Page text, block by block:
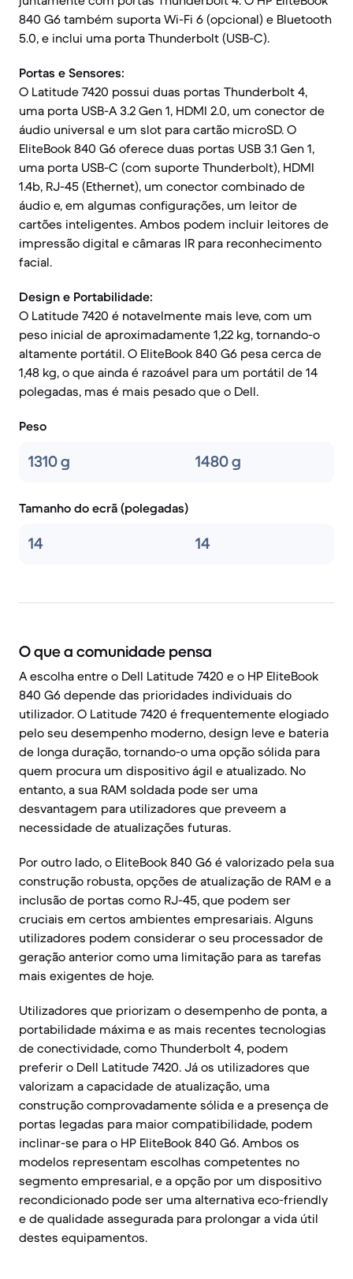
840 G6 também suporta Wi-Fi 6 (opcional) e Bluetooth
5.0, e inclui uma porta Thunderbolt (USB-C).
Portas e Sensores:
O Latitude 7420 possui duas portas Thunderbolt 4,
uma porta USB-A 3.2 Gen 1, HDMI 2.0, um conector de
áudio universal e um slot para cartão microSD. O
EliteBook 840 G6 oferece duas portas USB 3.1 Gen 1,
uma porta USB-C (com suporte Thunderbolt), HDMI
1.4b, RJ-45 (Ethernet), um conector combinado de
áudio e, em algumas configurações, um leitor de
cartões inteligentes. Ambos podem incluir leitores de
impressão digital e câmaras IR para reconhecimento
facial.
Design e Portabilidade:
O Latitude 7420 é notavelmente mais leve, com um
peso inicial de aproximadamente 1,22 kg, tornando-o
altamente portátil. O EliteBook 840 G6 pesa cerca de
1,48 kg, o que ainda é razoável para um portátil de 14
polegadas, mas é mais pesado que o Dell.
Peso
1310 g 1480 g
Tamanho do ecrã (polegadas)
14 14
O que a comunidade pensa
A escolha entre o Dell Latitude 7420 e o HP EliteBook
840 G6 depende das prioridades individuais do
utilizador. O Latitude 7420 é frequentemente elogiado
pelo seu desempenho moderno, design leve e bateria
de longa duração, tornando-o uma opção sólida para
quem procura um dispositivo ágil e atualizado. No
entanto, a sua RAM soldada pode ser uma
desvantagem para utilizadores que preveem a
necessidade de atualizações futuras.
Por outro lado, o EliteBook 840 G6 é valorizado pela sua
construção robusta, opções de atualização de RAM e a
inclusão de portas como RJ-45, que podem ser
cruciais em certos ambientes empresariais. Alguns
utilizadores podem considerar o seu processador de
geração anterior como uma limitação para as tarefas
mais exigentes de hoje.
Utilizadores que priorizam o desempenho de ponta, a
portabilidade máxima e as mais recentes tecnologias
de conectividade, como Thunderbolt 4, podem
preferir o Dell Latitude 7420. Já os utilizadores que
valorizam a capacidade de atualização, uma
construção comprovadamente sólida e a presença de
portas legadas para maior compatibilidade, podem
inclinar-se para o HP EliteBook 840 G6. Ambos os
modelos representam escolhas competentes no
segmento empresarial, e a opção por um dispositivo
recondicionado pode ser uma alternativa eco-friendly
e de qualidade assegurada para prolongar a vida útil
destes equipamentos.